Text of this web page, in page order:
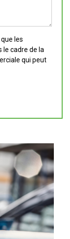
les
cadre de la
qui peut